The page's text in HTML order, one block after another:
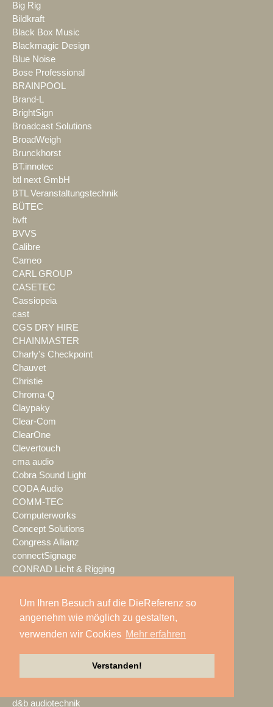
Um Ihren Besuch auf die DieReferenz so
angenehm wie möglich zu gestalten,
verwenden wir Cookies Mehr erfahren
Verstanden!
Big Rig
Bildkraft
Black Box Music
Blackmagic Design
Blue Noise
Bose Professional
BRAINPOOL
Brand-L
BrightSign
Broadcast Solutions
BroadWeigh
Brunckhorst
BT.innotec
btl next GmbH
BTL Veranstaltungstechnik
BÜTEC
bvft
BVVS
Calibre
Cameo
CARL GROUP
CASETEC
Cassiopeia
cast
CGS DRY HIRE
CHAINMASTER
Charly's Checkpoint
Chauvet
Christie
Chroma-Q
Claypaky
Clear-Com
ClearOne
Clevertouch
cma audio
Cobra Sound Light
CODA Audio
COMM-TEC
Computerworks
Concept Solutions
Congress Allianz
connectSignage
CONRAD Licht & Rigging
Cordial
Creative Technology
Crestron
Crystal Sound
d&b audiotechnik